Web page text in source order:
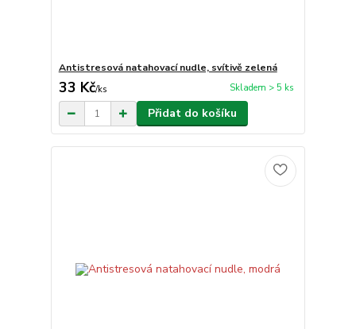
Antistresová natahovací nudle, svítivě zelená
33 Kč/ks Skladem > 5 ks
Přidat do košíku